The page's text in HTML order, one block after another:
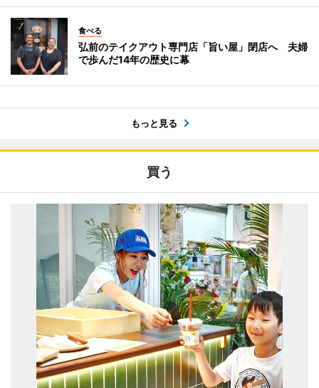
食べる
弘前のテイクアウト専門店「旨い屋」閉店へ 夫婦
で歩んだ14年の歴史に幕
もっと見る
買う